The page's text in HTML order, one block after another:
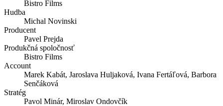
Bistro Films
Hudba
Michal Novinski
Producent
Pavel Prejda
Produkčná spoločnosť
Bistro Films
Account
Marek Kabát, Jaroslava Huljaková, Ivana Fertáľová, Barbora
Senčáková
Stratég
Pavol Minár, Miroslav Ondovčík